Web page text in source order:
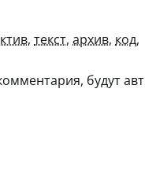
, текст, архив, код,
будут авт